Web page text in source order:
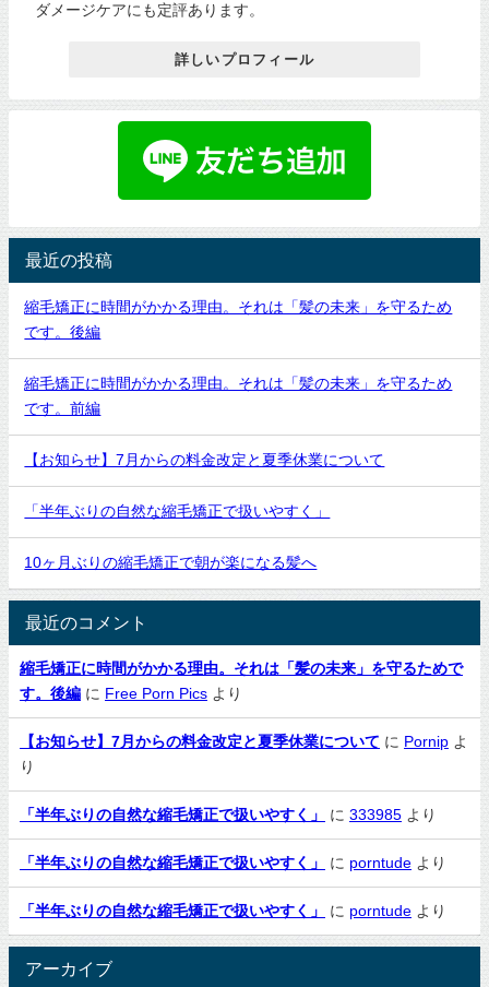
ダメージケアにも定評あります。
詳しいプロフィール
最近の投稿
縮毛矯正に時間がかかる理由。それは「髪の未来」を守るため
です。後編
縮毛矯正に時間がかかる理由。それは「髪の未来」を守るため
です。前編
【お知らせ】7月からの料金改定と夏季休業について
「半年ぶりの自然な縮毛矯正で扱いやすく」
10ヶ月ぶりの縮毛矯正で朝が楽になる髪へ
最近のコメント
縮毛矯正に時間がかかる理由。それは「髪の未来」を守るためで
す。後編 に Free Porn Pics より
【お知らせ】7月からの料金改定と夏季休業について に Pornip よ
り
「半年ぶりの自然な縮毛矯正で扱いやすく」 に 333985 より
「半年ぶりの自然な縮毛矯正で扱いやすく」 に porntude より
「半年ぶりの自然な縮毛矯正で扱いやすく」 に porntude より
アーカイブ